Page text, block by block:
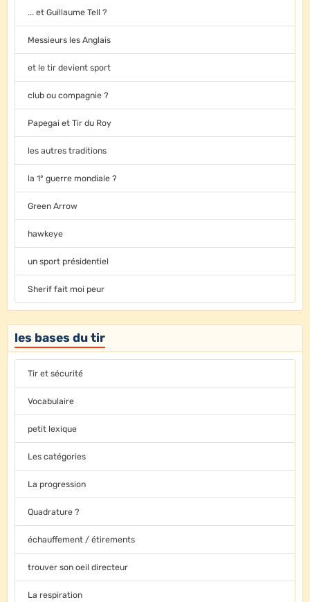
... et Guillaume Tell ?
Messieurs les Anglais
et le tir devient sport
club ou compagnie ?
Papegai et Tir du Roy
les autres traditions
la 1° guerre mondiale ?
Green Arrow
hawkeye
un sport présidentiel
Sherif fait moi peur
les bases du tir
Tir et sécurité
Vocabulaire
petit lexique
Les catégories
La progression
Quadrature ?
échauffement / étirements
trouver son oeil directeur
La respiration